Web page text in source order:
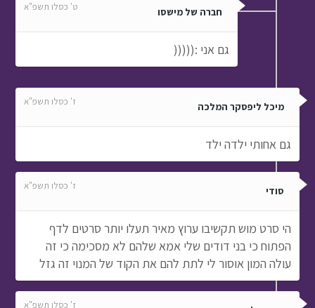
חברה של מישסו ט' כסלו תשפ"א
גם אני :(((((
מיכל ליפסקר המלכה ז' כסלו תשפ"א
גם אחותי ילדה ילד
סודי ז' כסלו תשפ"א
הי סרט מוש תקשיבו ערוץ מאיר תעלו יותר סרטים לדף
הפתוח כי בני דודים שלי אמא שלהם לא מסכימה כי זה
עולה המון אוסור לי לתת להם את הקוד של המנוי זה גזל
ז' כסלו תשפ"א